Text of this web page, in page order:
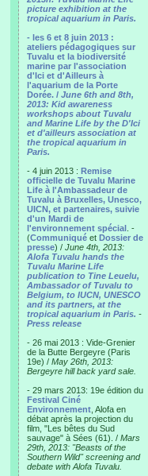
picture exhibition at the
tropical aquarium in Paris.
- les 6 et 8 juin 2013 :
ateliers pédagogiques sur
Tuvalu et la biodiversité
marine par l'association
d'Ici et d'Ailleurs à
l'aquarium de la Porte
Dorée. / June 6th and 8th,
2013: Kid awareness
workshops about Tuvalu
and Marine Life by the D'Ici
et d'ailleurs association at
the tropical aquarium in
Paris.
- 4 juin 2013 : Remise
officielle de Tuvalu Marine
Life à l'Ambassadeur de
Tuvalu à Bruxelles, Unesco,
UICN, et partenaires, suivie
d'un Mardi de
l'environnement spécial . -
(Communiqué et Dossier de
presse) / June 4th, 2013:
Alofa Tuvalu hands the
Tuvalu Marine Life
publication to Tine Leuelu,
Ambassador of Tuvalu to
Belgium, to IUCN, UNESCO
and its partners, at the
tropical aquarium in Paris. -
Press release
- 26 mai 2013 : Vide-Grenier
de la Butte Bergeyre (Paris
19e) / May 26th, 2013:
Bergeyre hill back yard sale.
- 29 mars 2013: 19e édition du
Festival Ciné
Environnement , Alofa en
débat après la projection du
film, "Les bêtes du Sud
sauvage" à Sées (61). / Mars
29th, 2013: "Beasts of the
Southern Wild" screening and
debate with Alofa Tuvalu.